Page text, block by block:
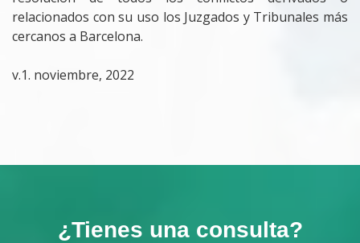
relacionados con su uso los Juzgados y Tribunales más
cercanos a Barcelona.
v.1. noviembre, 2022
¿Tienes una consulta?